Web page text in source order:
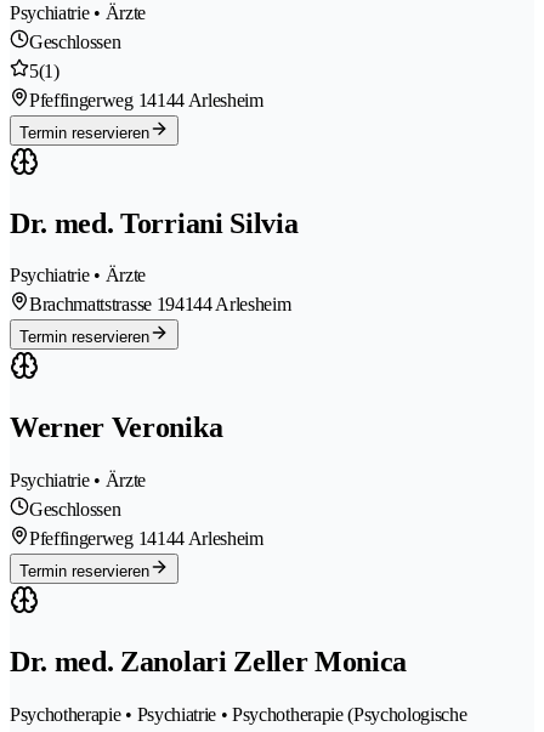
Psychiatrie • Ärzte
Geschlossen
5(1)
Pfeffingerweg 14144 Arlesheim
Termin reservieren
Dr. med. Torriani Silvia
Psychiatrie • Ärzte
Brachmattstrasse 194144 Arlesheim
Termin reservieren
Werner Veronika
Psychiatrie • Ärzte
Geschlossen
Pfeffingerweg 14144 Arlesheim
Termin reservieren
Dr. med. Zanolari Zeller Monica
Psychotherapie • Psychiatrie • Psychotherapie (Psychologische